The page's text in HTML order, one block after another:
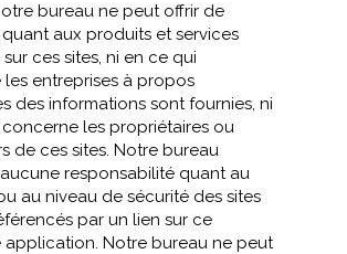
bureau ne peut offrir de
aux produits et services
ces sites, ni en ce qui
entreprises à propos
des informations sont fournies, ni
les propriétaires ou
de ces sites. Notre bureau
aucune responsabilité quant au
au niveau de sécurité des sites
par un lien sur ce
Notre bureau ne peut